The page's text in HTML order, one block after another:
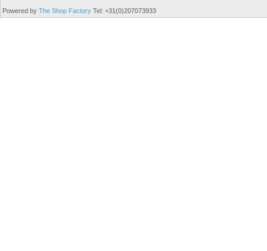
Powered by The Shop Factory Tel: +31(0)207073933